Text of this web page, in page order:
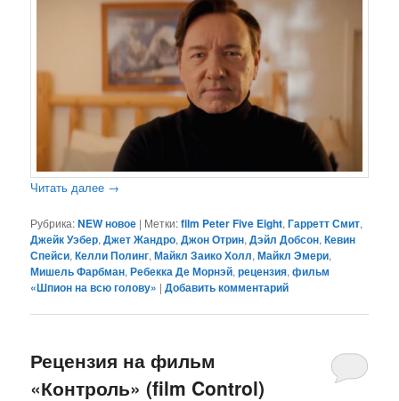
Читать далее →
Рубрика:NEW новое | Метки:film Peter Five Eight,Гарретт Смит,
Джейк Уэбер,Джет Жандро,Джон Отрин,Дэйл Добсон,Кевин
Спейси,Келли Полинг,Майкл Заико Холл,Майкл Эмери,
Мишель Фарбман,Ребекка Де Морнэй,рецензия,фильм
«Шпион на всю голову» |Добавить комментарий
Рецензия на фильм
«Контроль» (film Control)